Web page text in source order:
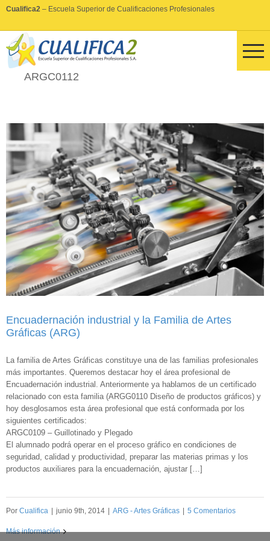
Cualifica2 – Escuela Superior de Cualificaciones Profesionales
ARGC0112
Encuadernación industrial y la Familia de Artes
Gráficas (ARG)
La familia de Artes Gráficas constituye una de las familias profesionales
más importantes. Queremos destacar hoy el área profesional de
Encuadernación industrial. Anteriormente ya hablamos de un certificado
relacionado con esta familia (ARGG0110 Diseño de productos gráficos) y
hoy desglosamos esta área profesional que está conformada por los
siguientes certificados:
ARGC0109 – Guillotinado y Plegado
El alumnado podrá operar en el proceso gráfico en condiciones de
seguridad, calidad y productividad, preparar las materias primas y los
productos auxiliares para la encuadernación, ajustar […]
Por Cualifica | junio 9th, 2014 | ARG - Artes Gráficas | 5 Comentarios
Más información